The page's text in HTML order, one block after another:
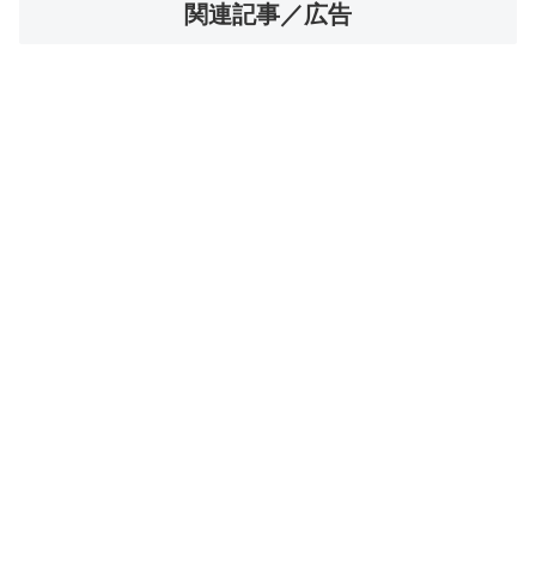
関連記事／広告